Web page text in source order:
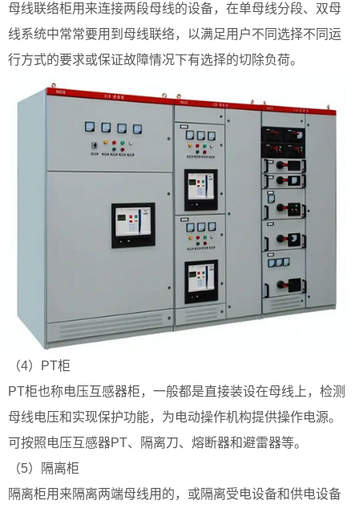
母线联络柜用来连接两段母线的设备，在单母线分段、双母
线系统中常常要用到母线联络，以满足用户不同选择不同运
行方式的要求或保证故障情况下有选择的切除负荷。
（4）PT柜
PT柜也称电压互感器柜，一般都是直接装设在母线上，检测
母线电压和实现保护功能，为电动操作机构提供操作电源。
可按照电压互感器PT、隔离刀、熔断器和避雷器等。
（5）隔离柜
隔离柜用来隔离两端母线用的，或隔离受电设备和供电设备